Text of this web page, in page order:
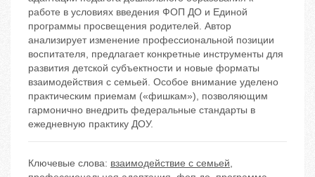
работе в условиях введения ФОП ДО и Единой
программы просвещения родителей. Автор
анализирует изменение профессиональной позиции
воспитателя, предлагает конкретные инструменты для
развития детской субъектности и новые форматы
взаимодействия с семьей. Особое внимание уделено
практическим приемам («фишкам»), позволяющим
гармонично внедрить федеральные стандарты в
ежедневную практику ДОУ.
Ключевые слова: взаимодействие с семьей,